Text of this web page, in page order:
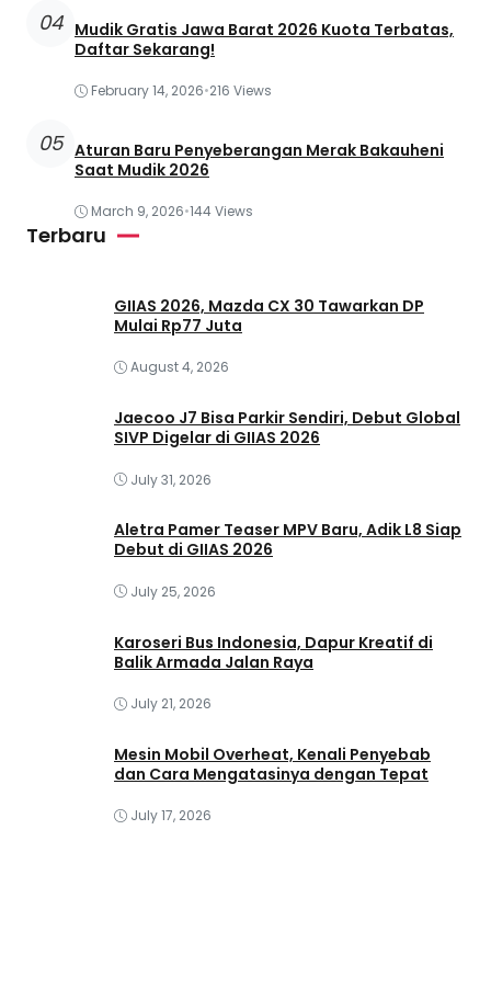
04 Mudik Gratis Jawa Barat 2026 Kuota Terbatas,
Daftar Sekarang!
February 14, 2026•216 Views
05 Aturan Baru Penyeberangan Merak Bakauheni
Saat Mudik 2026
March 9, 2026•144 Views
Terbaru
GIIAS 2026, Mazda CX 30 Tawarkan DP
Mulai Rp77 Juta
August 4, 2026
Jaecoo J7 Bisa Parkir Sendiri, Debut Global
SIVP Digelar di GIIAS 2026
July 31, 2026
Aletra Pamer Teaser MPV Baru, Adik L8 Siap
Debut di GIIAS 2026
July 25, 2026
Karoseri Bus Indonesia, Dapur Kreatif di
Balik Armada Jalan Raya
July 21, 2026
Mesin Mobil Overheat, Kenali Penyebab
dan Cara Mengatasinya dengan Tepat
July 17, 2026